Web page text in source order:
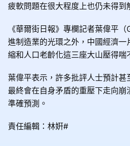
疲軟問題在很大程度上也仍未得到
《華爾街日報》專欄記者葉偉平
進制造業的光環之外，中國經濟一
縮和人口老齡化這三座大山壓得喘
葉偉平表示，許多批評人士預計
最終會在自身矛盾的重壓下走向
準確預測。
責任編輯：林姸#